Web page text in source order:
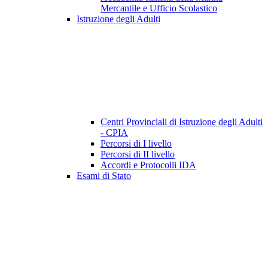
Mercantile e Ufficio Scolastico
Istruzione degli Adulti
Centri Provinciali di Istruzione degli Adulti
- CPIA
Percorsi di I livello
Percorsi di II livello
Accordi e Protocolli IDA
Esami di Stato